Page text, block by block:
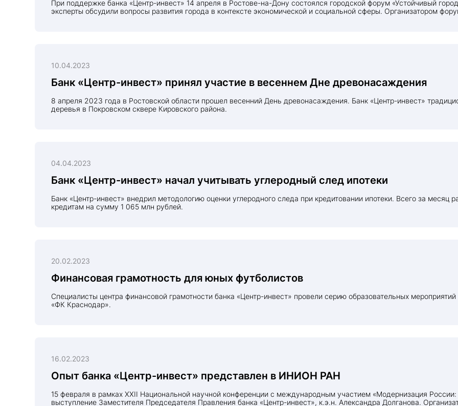
При поддержке банка «Центр-инвест» 14 апреля в Ростове-на-Дону состоялся городской форум «Устойчивый город здесь и сейчас». Федеральные и региональные
эксперты обсудили вопросы развития города в контексте экономической и социальной сферы. Организатором
10.04.2023
Банк «Центр-инвест» принял участие в весеннем Дне древонасаждения
8 апреля 2023 года в Ростовской области прошел весенний День древонасаждения. Банк «Центр-инвест» традиционно выступил партнером мероприятия и высадил
деревья в Покровском сквере Кировского района.
04.04.2023
Банк «Центр-инвест» начал учитывать углеродный след ипотеки
Банк «Центр-инвест» внедрил методологию оценки углеродного следа при кредитовании ипотеки. Всего за месяц работы банку удалось учесть выбросы по 293
кредитам на сумму 1 065 млн рублей.
20.02.2023
Финансовая грамотность для юных футболистов
Специалисты центра финансовой грамотности банка «Центр-инвест» провели серию образовательных мероприятий для учеников 5-10 классов академии
«ФК Краснодар».
16.02.2023
Опыт банка «Центр-инвест» представлен в ИНИОН РАН
15 февраля в рамках XXII Национальной научной конференции с международным участием «Модернизация России: приоритеты, проблемы, решения» состоялось
выступление Заместителя Председателя Правления банка «Центр-инвест», к.э.н. Александра Долганова.